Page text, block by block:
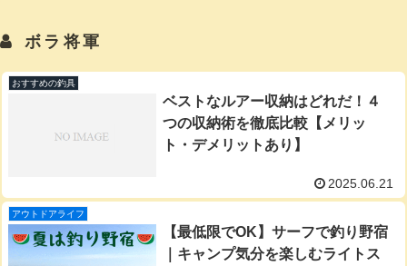
ボラ将軍
おすすめの釣具
ベストなルアー収納はどれだ！４
つの収納術を徹底比較【メリッ
ト・デメリットあり】
2025.06.21
アウトドアライフ
【最低限でOK】サーフで釣り野宿
｜キャンプ気分を楽しむライトス